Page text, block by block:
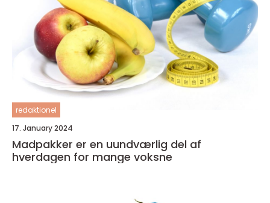
redaktionel
17. January 2024
Madpakker er en uundværlig del af
hverdagen for mange voksne